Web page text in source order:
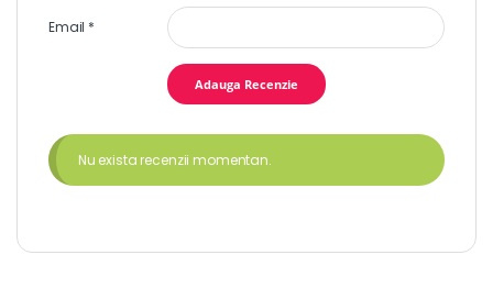
Email *
Nu exista recenzii momentan.